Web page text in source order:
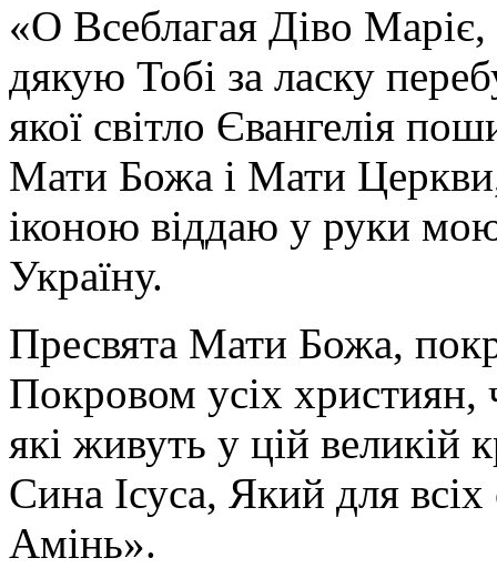
«О Всеблагая Діво
дякую Тобі за ласку
якої світло Євангелія
Мати Божа і Мати
іконою віддаю у руки
Україну.
Пресвята Мати Божа,
Покровом усіх християн,
які живуть у цій великій
Сина Ісуса, Який для
Амінь».